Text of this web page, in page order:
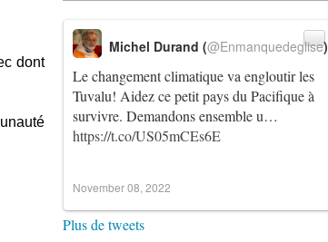
dont
Le changement climatique va engloutir les
Tuvalu! Aidez ce petit pays du Pacifique à
survivre. Demandons ensemble u…
https://t.co/US05mCEs6E
Michel Durand (@Enmanquedeglise)
November 08, 2022
Plus de tweets